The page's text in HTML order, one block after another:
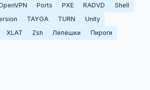
Ports PXE RADVD
Shell
TAYGA TURN
Unity
XLAT Zsh Лепёшки
Пироги